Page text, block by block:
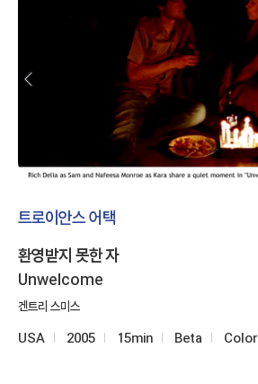
트로이안스 어택
환영받지 못한 자
Unwelcome
겐트리 스미스
USA 2005 15min Beta Color